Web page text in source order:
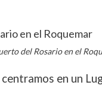
del Rosario en el
en un